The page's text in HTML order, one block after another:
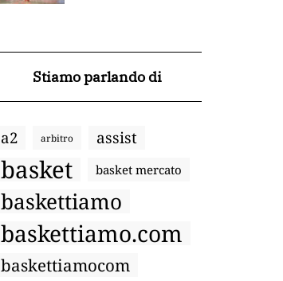
Stiamo parlando di
a2 arbitro assist
basket basket mercato
baskettiamo
baskettiamo.com
baskettiamocom